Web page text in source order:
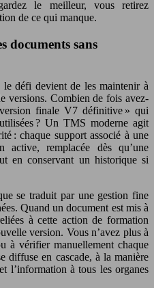
le meilleur, vous retirez
de ce qui manque.
documents sans
défi devient de les maintenir à
versions. Combien de fois avez-
finale V7 définitive » qui
? Un TMS moderne agit
: chaque support associé à une
active, remplacée dès qu’une
en conservant un historique si
se traduit par une gestion fine
Quand un document est mis à
à cette action de formation
version. Vous n’avez plus à
à vérifier manuellement chaque
diffuse en cascade, à la manière
l’information à tous les organes